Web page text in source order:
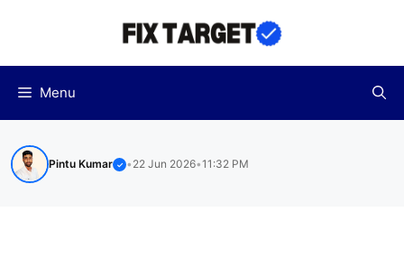
Menu
Pintu Kumar ✓ • 22 Jun 2026•11:32 PM